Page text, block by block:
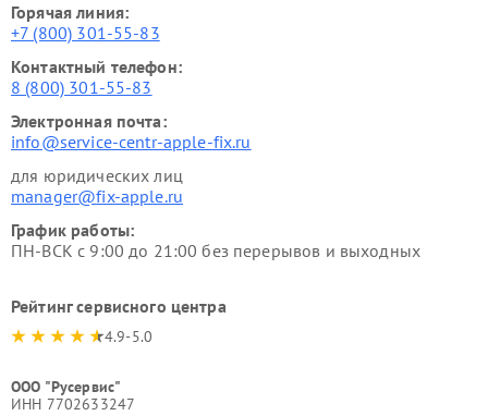
Горячая линия:
+7 (800) 301-55-83
Контактный телефон:
8 (800) 301-55-83
Электронная почта:
info@service-centr-apple-fix.ru
для юридических лиц
manager@fix-apple.ru
График работы:
ПН-ВСК с 9:00 до 21:00 без перерывов и выходных
Рейтинг сервисного центра
4.9-5.0
ООО "Русервис"
ИНН 7702633247